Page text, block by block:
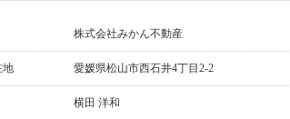
株式会社みかん不動産
地 愛媛県松山市西石井4丁目2-2
横田 洋和